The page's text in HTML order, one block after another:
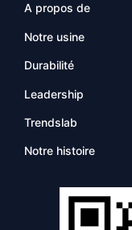
A propos de
Notre usine
Durabilité
Leadership
Trendslab
Notre histoire